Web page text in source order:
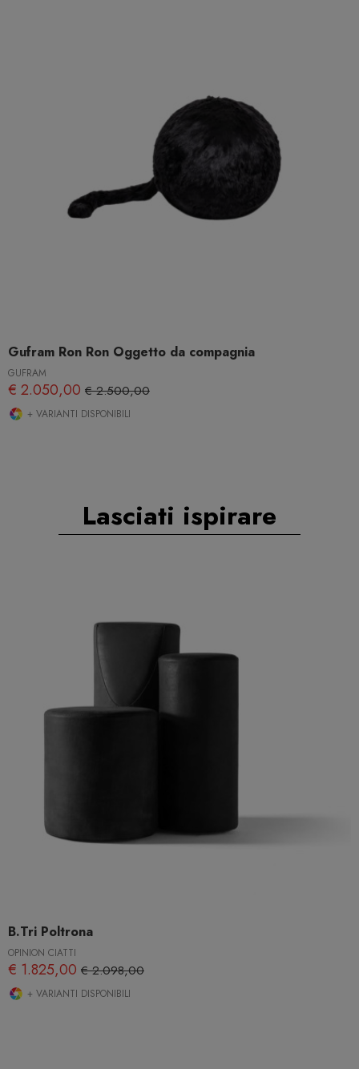
Gufram Ron Ron Oggetto da compagnia
GUFRAM
€ 2.050,00 € 2.500,00
+ VARIANTI DISPONIBILI
Lasciati ispirare
B.Tri Poltrona
OPINION CIATTI
€ 1.825,00 € 2.098,00
+ VARIANTI DISPONIBILI